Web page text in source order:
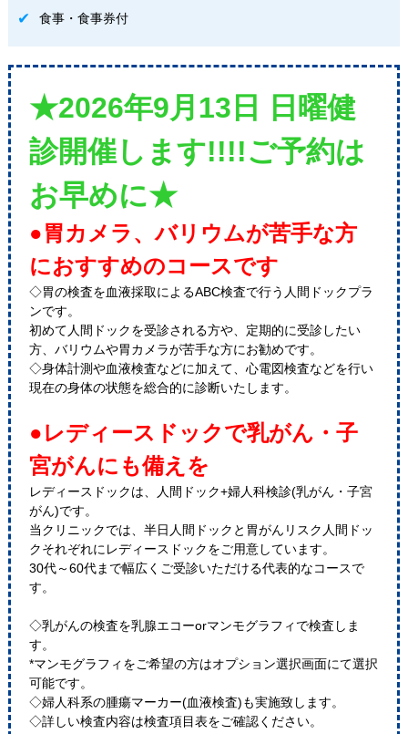
食事・食事券付
★2026年9月13日 日曜健
診開催します!!!!ご予約は
お早めに★
●胃カメラ、バリウムが苦手な方
におすすめのコースです
◇胃の検査を血液採取によるABC検査で行う人間ドックプラ
ンです。
初めて人間ドックを受診される方や、定期的に受診したい
方、バリウムや胃カメラが苦手な方にお勧めです。
◇身体計測や血液検査などに加えて、心電図検査などを行い
現在の身体の状態を総合的に診断いたします。
●レディースドックで乳がん・子
宮がんにも備えを
レディースドックは、人間ドック+婦人科検診(乳がん・子宮
がん)です。
当クリニックでは、半日人間ドックと胃がんリスク人間ドッ
クそれぞれにレディースドックをご用意しています。
30代～60代まで幅広くご受診いただける代表的なコースで
す。
◇乳がんの検査を乳腺エコーorマンモグラフィで検査しま
す。
*マンモグラフィをご希望の方はオプション選択画面にて選択
可能です。
◇婦人科系の腫瘍マーカー(血液検査)も実施致します。
◇詳しい検査内容は検査項目表をご確認ください。